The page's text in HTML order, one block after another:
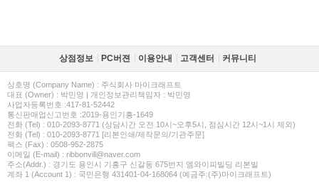
상점정보 PC버젼 이용안내 고객센터 커뮤니티
상호명 (Company Name) : 주식회사 마이크래프트
대표 (Owner) : 박민영 | 개인정보관리책임자 : 박민영
사업자등록번호 :417-81-52442
통신판매업신고번호 :2019-용인기흥-1649
전화 (Tel) : 010-2093-8771 (상담시간 오전 10시~오후5시, 점심시간 12시~1시 제외)
전화 (Tel) : 010-2093-8771 [리본인쇄/제작문의/기관주문]
팩스 (Fax) : 0508-952-2875
이메일 (E-mail) : ribbonvill@naver.com
주소(Addr.) : 경기도 용인시 기흥구 신갈동 675번지 엠와이피빌딩 리본빌
계좌 1 (Account 1) : 국민은행 431401-04-168064 (예금주:(주)마이크래프트)